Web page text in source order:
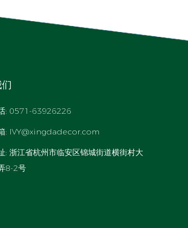
: 0571-63926226
: IVY@xingdadecor.com
: 浙江省杭州市临安区锦城街道横街村大
8-2号